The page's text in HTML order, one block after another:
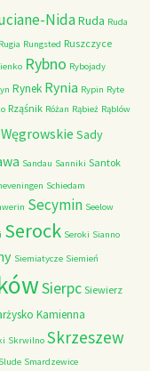
NidaRuda Ruda
Rugia Rungsted Ruszczyce
Rybno Rybojady
Rynek Rynia Rypin Ryte
Rząśnik Różan Rąbież Rąblów
Sady
Sandau Sanniki Santok
Schiedam
Secymin Seelow
Serock Seroki Sianno
Siemiatycze Siemień
Sierpc Siewierz
Kamienna
Skrwilno Skrzeszew
Slude Smardzewice